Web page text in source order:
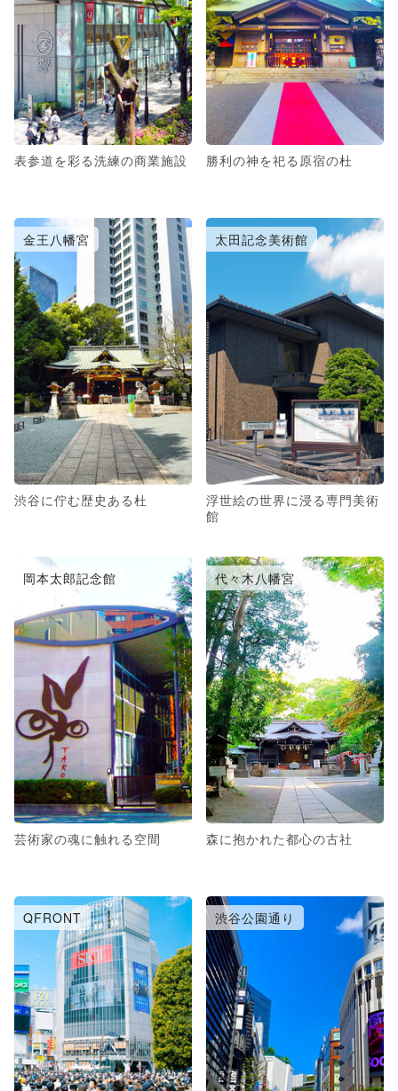
表参道を彩る洗練の商業施設 勝利の神を祀る原宿の杜
金王八幡宮
渋谷に佇む歴史ある杜
太田記念美術館
浮世絵の世界に浸る専門美術
館
岡本太郎記念館
芸術家の魂に触れる空間
代々木八幡宮
森に抱かれた都心の古社
QFRONT 渋谷公園通り